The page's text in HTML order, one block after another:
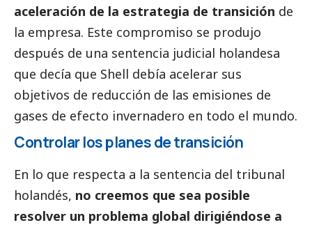
aceleración de la estrategia de transición de
la empresa. Este compromiso se produjo
después de una sentencia judicial holandesa
que decía que Shell debía acelerar sus
objetivos de reducción de las emisiones de
gases de efecto invernadero en todo el mundo.
Controlar los planes de transición
En lo que respecta a la sentencia del tribunal
holandés, no creemos que sea posible
resolver un problema global dirigiéndose a